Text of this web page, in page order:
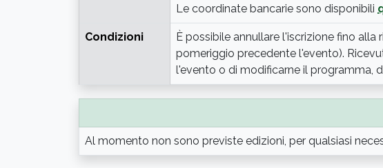
Le coordinate bancarie sono disponibili
Condizioni
È possibile annullare l'iscrizione fino
pomeriggio precedente l'evento).
l'evento o di modificarne il programma,
Al momento non sono previste edizioni, per qualsiasi